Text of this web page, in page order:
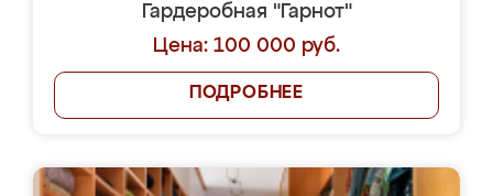
Гардеробная "Гарнот"
Цена: 100 000 руб.
ПОДРОБНЕЕ